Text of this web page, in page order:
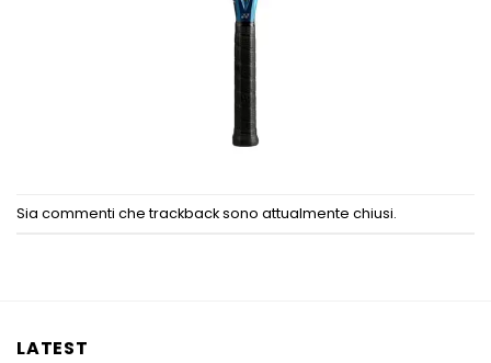
Sia commenti che trackback sono attualmente chiusi.
LATEST